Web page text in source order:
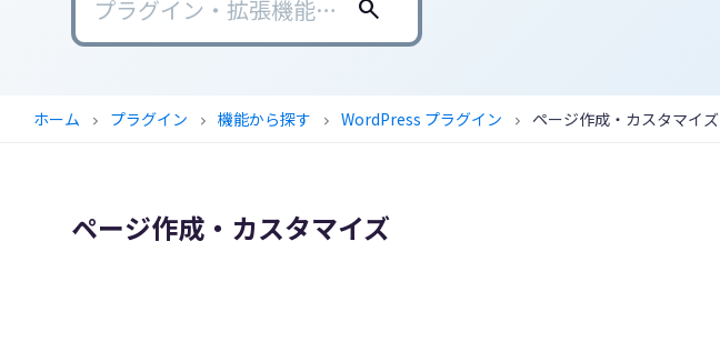
ネ
search
ホーム chevron_right プラグイン chevron_right 機能から探す chevron_right WordPress プラグイン chevron_right ページ作成・カスタマイズ
ページ作成・カスタマイズ